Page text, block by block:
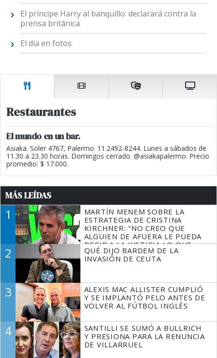
El príncipe Harry al banquillo: declarará contra la
prensa británica
El día en fotos
Restaurantes
El mundo en un bar.
Asiaka. Soler 4767, Palermo. 11.2492-8244. Lunes a sábados de
11.30 a 23.30 horas. Domingos cerrado. @asiakapalermo. Precio
promedio: $ 17.000.
MÁS LEÍDAS
1
MARTÍN MENEM SOBRE LA
ESTRATEGIA DE CRISTINA
KIRCHNER: "NO CREO QUE
ALGUIEN DE AFUERA LE PUEDA
DECIR A LA JUSTICIA LO QUE
TIENE QUE HACER"
2
QUÉ DIJO BARDEM DE LA
INVASIÓN DE CEUTA
3
ALEXIS MAC ALLISTER CUMPLIÓ
Y SE IMPLANTÓ PELO ANTES DE
VOLVER AL FÚTBOL INGLÉS
4
SANTILLI SE SUMÓ A BULLRICH
Y PRESIONA PARA LA RENUNCIA
DE VILLARRUEL